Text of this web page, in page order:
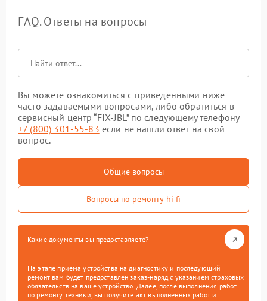
FAQ. Ответы на вопросы
Вы можете ознакомиться с приведенными ниже
часто задаваемыми вопросами, либо обратиться в
сервисный центр “FIX-JBL” по следующему телефону
+7 (800) 301-55-83 если не нашли ответ на свой
вопрос.
Общие вопросы
Вопросы по ремонту hi fi
Какие документы вы предоставляете?
На этапе приема устройства на диагностику и последующий
ремонт вам будет предоставлен заказ-наряд с указанием страховых
обязательств на ваше устройство. Далее, после выполнения работ
по ремонту техники, вы получите акт выполненных работ и